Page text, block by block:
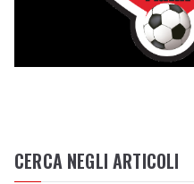
CERCA NEGLI ARTICOLI